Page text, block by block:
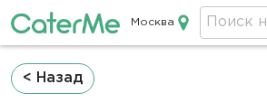
Кейтеринг в
Москва
Строка
навигации
< Назад